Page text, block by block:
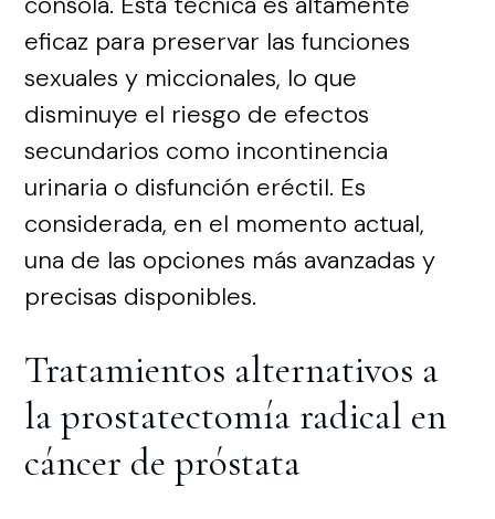
eficaz para preservar las funciones
sexuales y miccionales, lo que
disminuye el riesgo de efectos
secundarios como incontinencia
urinaria o disfunción eréctil. Es
considerada, en el momento actual,
una de las opciones más avanzadas y
precisas disponibles.
Tratamientos alternativos a
la prostatectomía radical en
cáncer de próstata